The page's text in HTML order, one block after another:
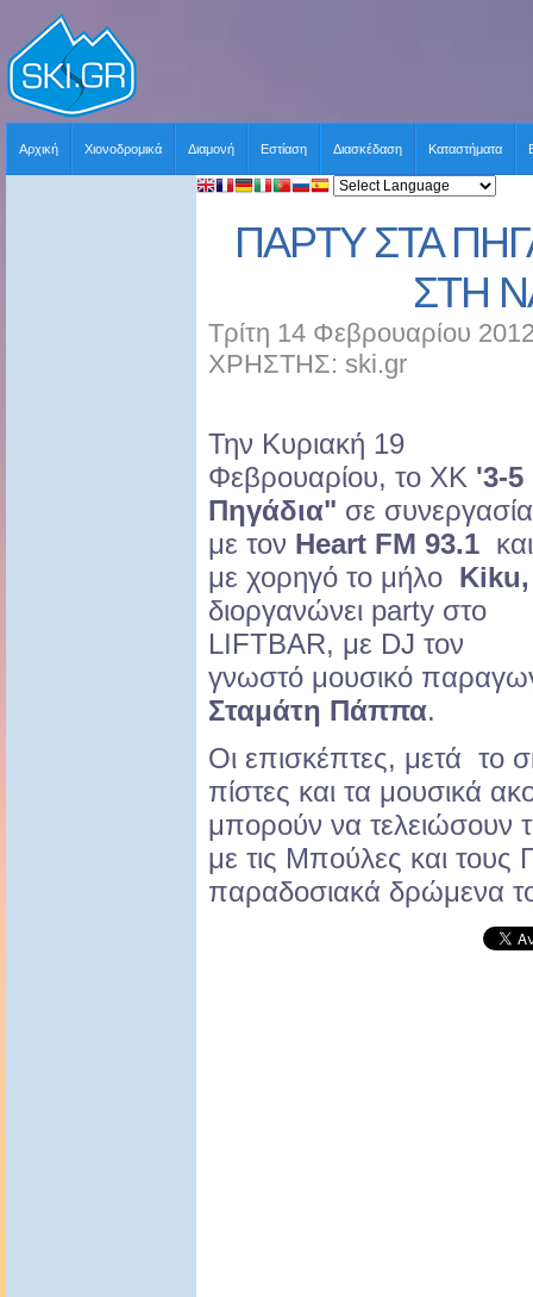
Αρχική Χιονοδρομικά Διαμονή Εστίαση Διασκέδαση Καταστήματα
ΠΑΡΤΥ ΣΤΑ
ΣΤΗ
Τρίτη 14 Φεβρουαρίου
ΧΡΗΣΤΗΣ: ski.gr
Την Κυριακή 19
Φεβρουαρίου, το ΧΚ '3-5
Πηγάδια" σε συνεργασία
με τον Heart FM 93.1 και
με χορηγό το μήλο Kiku,
διοργανώνει party στο
LIFTBAR, με DJ τον
γνωστό μουσικό
Σταμάτη Πάππα.
Οι επισκέπτες, μετά το
πίστες και τα μουσικά
μπορούν να τελειώσουν
με τις Μπούλες και τους
παραδοσιακά δρώμενα